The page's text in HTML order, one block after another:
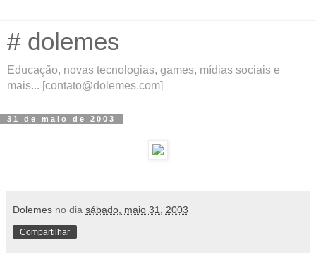
# dolemes
Educação, novas tecnologias, games, mídias sociais e
mais... [contato@dolemes.com]
31 de maio de 2003
Dolemes no dia sábado, maio 31, 2003
Compartilhar